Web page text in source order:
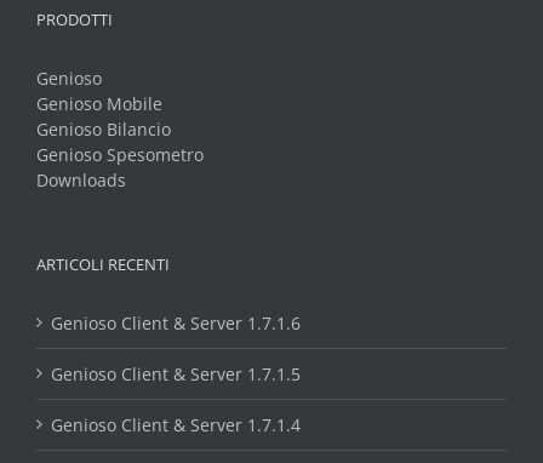
PRODOTTI
Genioso
Genioso Mobile
Genioso Bilancio
Genioso Spesometro
Downloads
ARTICOLI RECENTI
Genioso Client & Server 1.7.1.6
Genioso Client & Server 1.7.1.5
Genioso Client & Server 1.7.1.4